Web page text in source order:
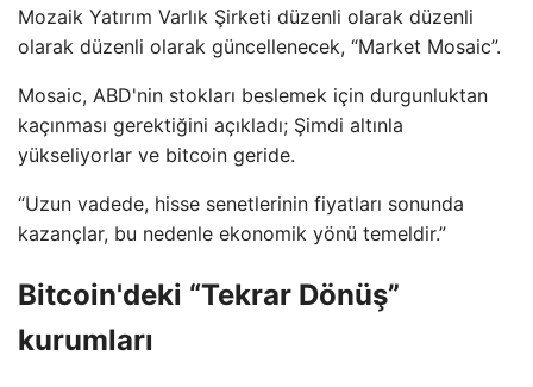
Mozaik Yatırım Varlık Şirketi düzenli olarak düzenli
olarak düzenli olarak güncellenecek, “Market Mosaic”.
Mosaic, ABD'nin stokları beslemek için durgunluktan
kaçınması gerektiğini açıkladı; Şimdi altınla
yükseliyorlar ve bitcoin geride.
“Uzun vadede, hisse senetlerinin fiyatları sonunda
kazançlar, bu nedenle ekonomik yönü temeldir.”
Bitcoin'deki “Tekrar Dönüş”
kurumları